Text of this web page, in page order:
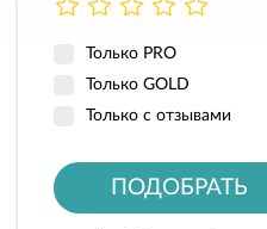
Только PRO
Только GOLD
Только с отзывами
ПОДОБРАТЬ